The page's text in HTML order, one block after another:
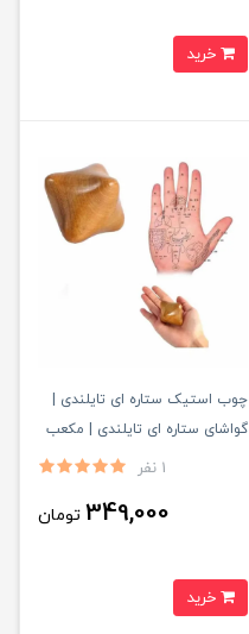
چوب استیک ستاره ای تایلندی |
گواشای ستاره ای تایلندی | مکعب
رفلکسولوژی ستاره ای
1 نفر
349,000 تومان